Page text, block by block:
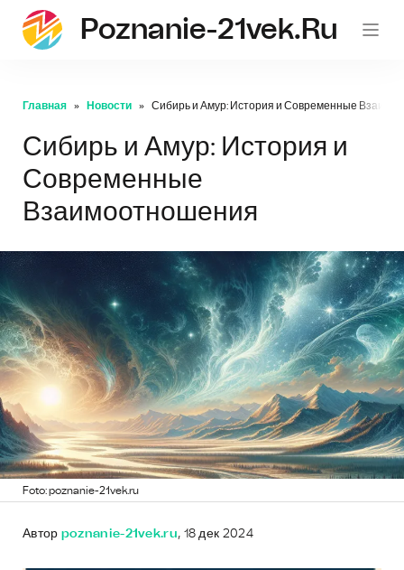
Poznanie-21vek.ru
Главная Новости Сибирь и Амур: История и Современные
Сибирь и Амур: История и
Современные
Взаимоотношения
Foto: poznanie-21vek.ru
Автор poznanie-21vek.ru, 18 дек 2024